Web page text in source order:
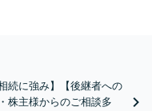
続に強み】【後継者への
株主様からのご相談多